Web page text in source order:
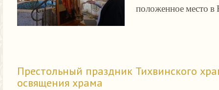
положенное место в
Престольный праздник Тихвинского
освящения храма